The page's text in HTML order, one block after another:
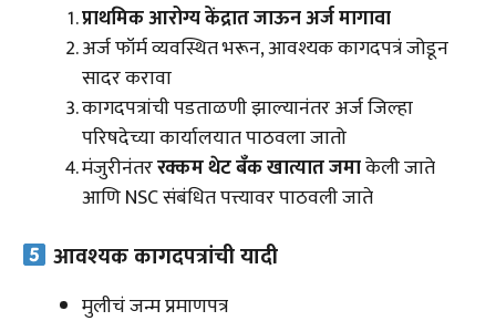
प्राथमिक आरोग्य केंद्रात जाऊन अर्ज मागावा
अर्ज फॉर्म व्यवस्थित भरून, आवश्यक कागदपत्रं जोडून
सादर करावा
कागदपत्रांची पडताळणी झाल्यानंतर अर्ज जिल्हा
परिषदेच्या कार्यालयात पाठवला जातो
मंजुरीनंतररक्कम थेट बँक खात्यात जमाकेली जाते
आणि NSC संबंधित पत्त्यावर पाठवली जाते
आवश्यक कागदपत्रांची यादी
मुलीचं जन्म प्रमाणपत्र